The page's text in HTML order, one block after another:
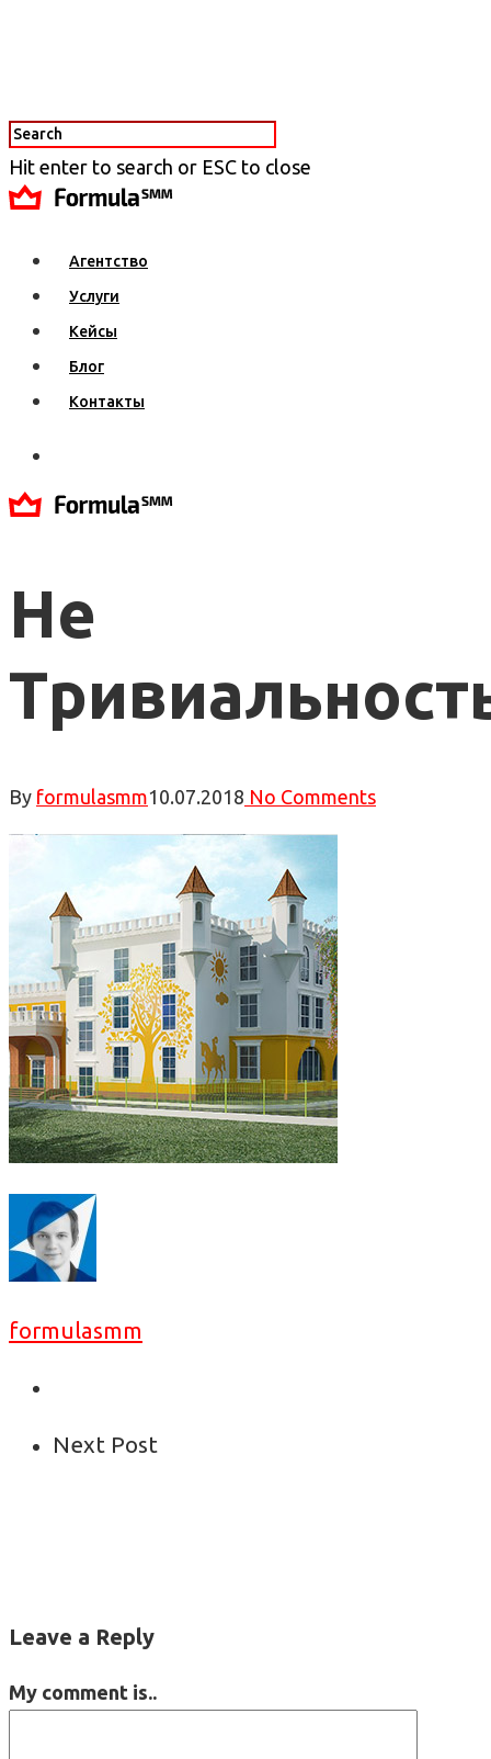
Hit enter to search or ESC to close
Агентство
Услуги
Кейсы
Блог
Контакты
Не
By formulasmm10.07.2018 No Comments
formulasmm
Next Post
Leave a Reply
My comment is..